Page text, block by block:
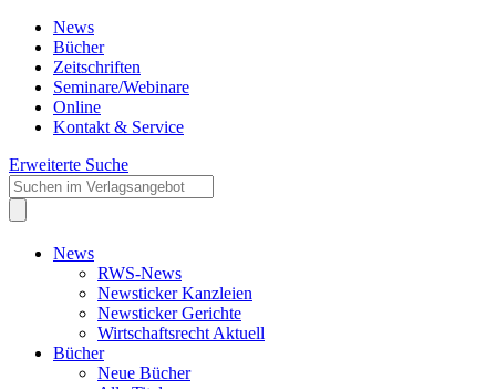
News
Bücher
Zeitschriften
Seminare/Webinare
Online
Kontakt & Service
Erweiterte Suche
News
RWS-News
Newsticker Kanzleien
Newsticker Gerichte
Wirtschaftsrecht Aktuell
Bücher
Neue Bücher